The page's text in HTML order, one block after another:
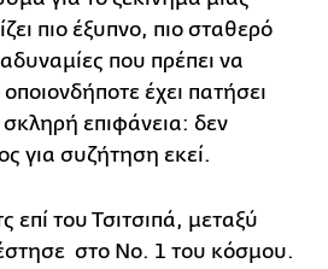
πιο έξυπνο, πιο σταθερό
που πρέπει να
έχει πατήσει
σκληρή επιφάνεια: δεν
για συζήτηση εκεί.
επί του Τσιτσιπά, μεταξύ
στο Νο. 1 του κόσμου.